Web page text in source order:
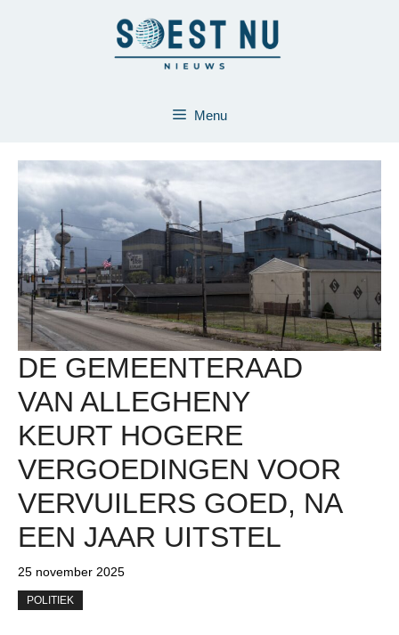
Menu
DE GEMEENTERAAD
VAN ALLEGHENY
KEURT HOGERE
VERGOEDINGEN VOOR
VERVUILERS GOED, NA
EEN JAAR UITSTEL
25 november 2025
POLITIEK